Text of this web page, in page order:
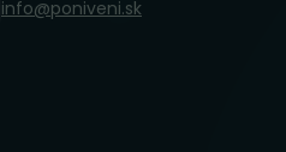
info@poniveni.sk